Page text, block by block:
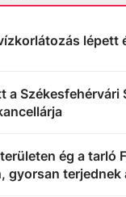
lépett
a Székesfehérvári
ég a tarló
gyorsan terjednek